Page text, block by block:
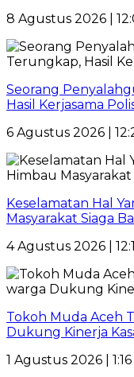
8 Agustus 2026 |
Seorang
Hasil Kerjasama
6 Agustus 2026 |
Keselamatan Hal
Masyarakat Siaga
4 Agustus 2026 |
Tokoh Muda Aceh
Dukung Kinerja
1 Agustus 2026 |